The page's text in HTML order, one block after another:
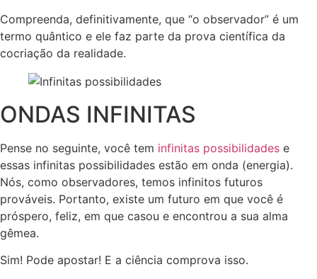
Compreenda, definitivamente, que “o observador” é um
termo quântico e ele faz parte da prova científica da
cocriação da realidade.
ONDAS INFINITAS
Pense no seguinte, você tem infinitas possibilidades e
essas infinitas possibilidades estão em onda (energia).
Nós, como observadores, temos infinitos futuros
prováveis. Portanto, existe um futuro em que você é
próspero, feliz, em que casou e encontrou a sua alma
gêmea.
Sim! Pode apostar! E a ciência comprova isso.